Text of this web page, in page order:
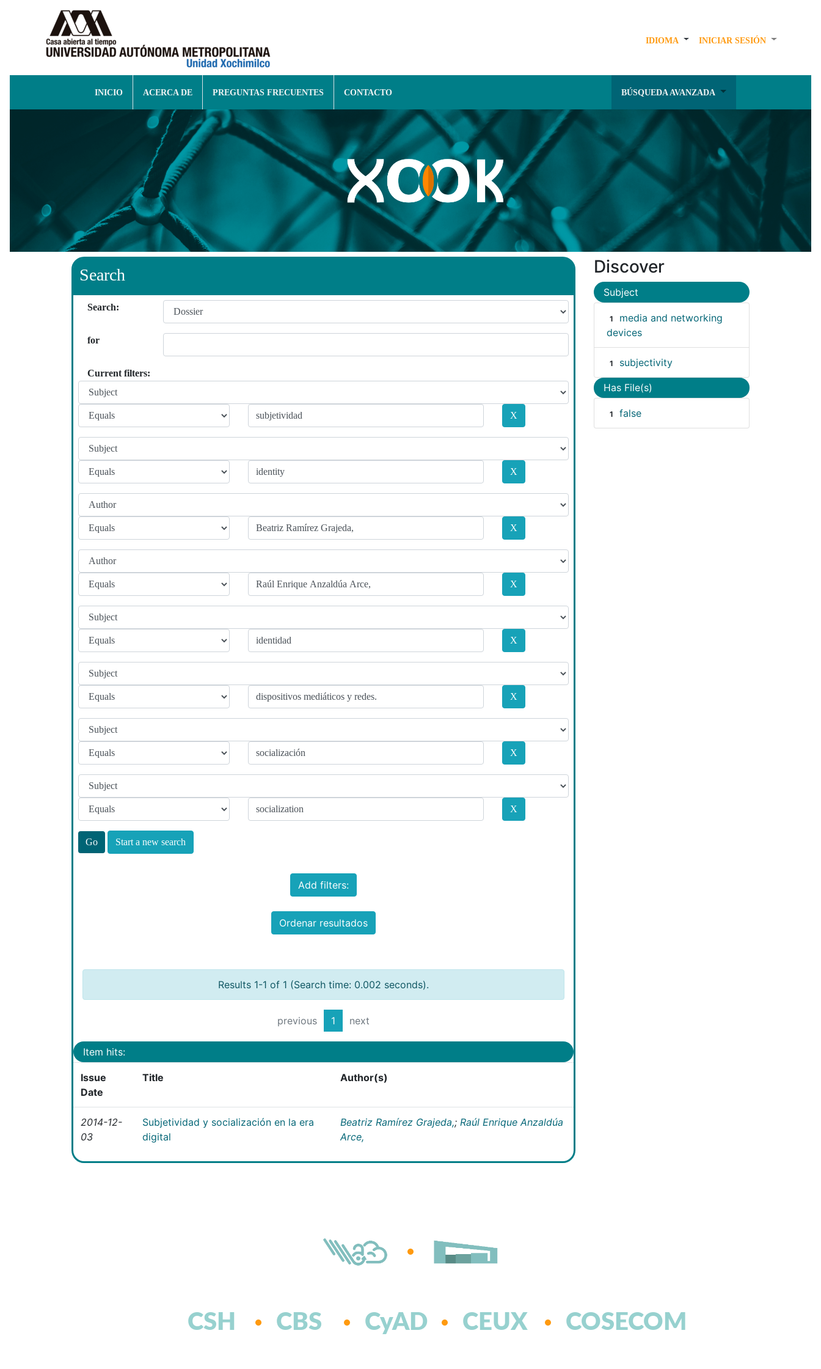
IDIOMA INICIAR SESIÓN
INICIO ACERCA DE PREGUNTAS FRECUENTES CONTACTO BÚSQUEDA AVANZADA
Search
Search:
for
Current filters:
Start a new search
Add filters:
Ordenar resultados
Results 1-1 of 1 (Search time: 0.002 seconds).
previous 1 next
Item hits:
Issue
Date
Title Author(s)
2014-12-
03
Subjetividad y socialización en la era
digital
Beatriz Ramírez Grajeda,; Raúl Enrique Anzaldúa
Arce,
Discover
Subject
1
media and networking
devices
1 subjectivity
Has File(s)
1 false
CSH CBS CyAD CEUX COSECOM